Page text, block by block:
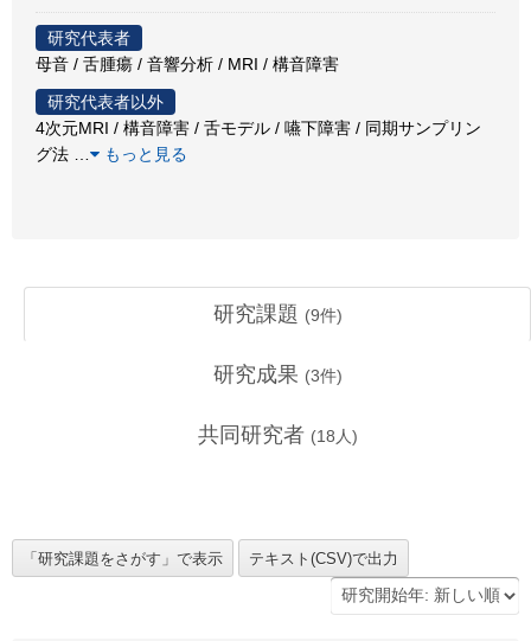
研究代表者
母音 / 舌腫瘍 / 音響分析 / MRI / 構音障害
研究代表者以外
4次元MRI / 構音障害 / 舌モデル / 嚥下障害 / 同期サンプリン
グ法
もっと見る
研究課題 (9件)
研究成果 (3件)
共同研究者 (18 人)